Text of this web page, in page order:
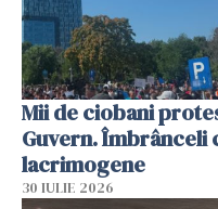
Mii de ciobani
Guvern. Îmbrânceli
lacrimogene
30 IULIE 2026